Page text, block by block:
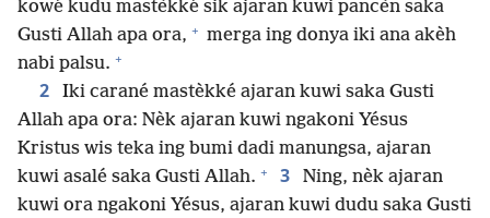
kowé kudu mastèkké sik ajaran kuwi pancèn saka
Gusti Allah apa ora, + merga ing donya iki ana akèh
nabi palsu. +
2
Iki carané mastèkké ajaran kuwi saka Gusti
Allah apa ora: Nèk ajaran kuwi ngakoni Yésus
Kristus wis teka ing bumi dadi manungsa, ajaran
kuwi asalé saka Gusti Allah. + 3
Ning, nèk ajaran
kuwi ora ngakoni Yésus, ajaran kuwi dudu saka Gusti